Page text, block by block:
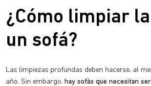
¿Cómo limpiar
un sofá?
Las limpiezas profundas deben hacerse, al
año. Sin embargo, hay sofás que necesitan